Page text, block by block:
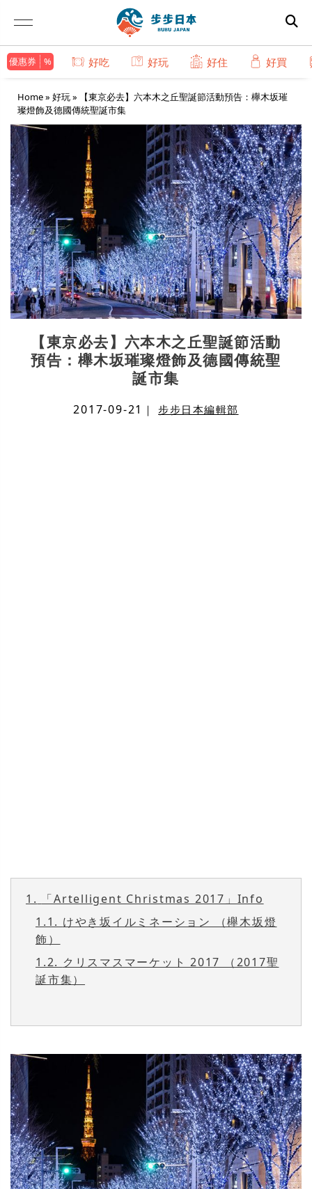
優惠券 好吃 好玩 好住 好買
Home» 好玩» 【東京必去】六本木之丘聖誕節活動預告：櫸木坂璀
璨燈飾及德國傳統聖誕市集
【東京必去】六本木之丘聖誕節活動
預告：櫸木坂璀璨燈飾及德國傳統聖
誕市集
2017-09-21 ｜ 步步日本編輯部
1.
「Artelligent Christmas 2017」Info
1.1. けやき坂イルミネーション （櫸木坂燈
飾）
1.2. クリスマスマーケット 2017 （2017聖
誕市集）